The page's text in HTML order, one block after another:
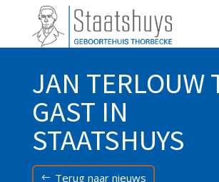
JAN TERLOUW
GAST IN
STAATSHUYS
Terug naar nieuws